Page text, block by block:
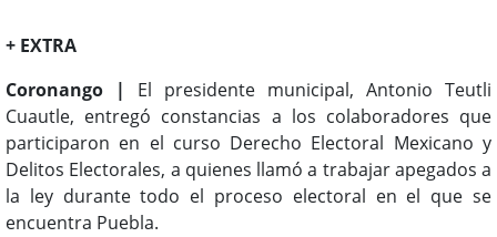
+ EXTRA
Coronango |
El presidente municipal, Antonio Teutli
Cuautle, entregó constancias a los colaboradores que
participaron en el curso Derecho Electoral Mexicano y
Delitos Electorales, a quienes llamó a trabajar apegados a
la ley durante todo el proceso electoral en el que se
encuentra Puebla.